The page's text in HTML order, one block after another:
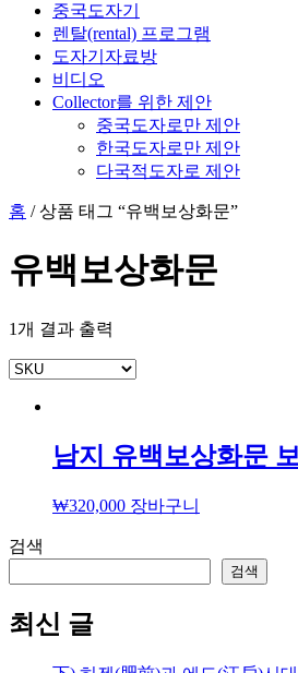
중국도자기
렌탈(rental) 프로그램
도자기자료방
비디오
Collector를 위한 제안
중국도자로만 제안
한국도자로만 제안
다국적도자로 제안
홈 / 상품 태그 “유백보상화문”
유백보상화문
1개 결과 출력
남지 유백보상화문
₩320,000 장바구니
검색
검색
최신 글